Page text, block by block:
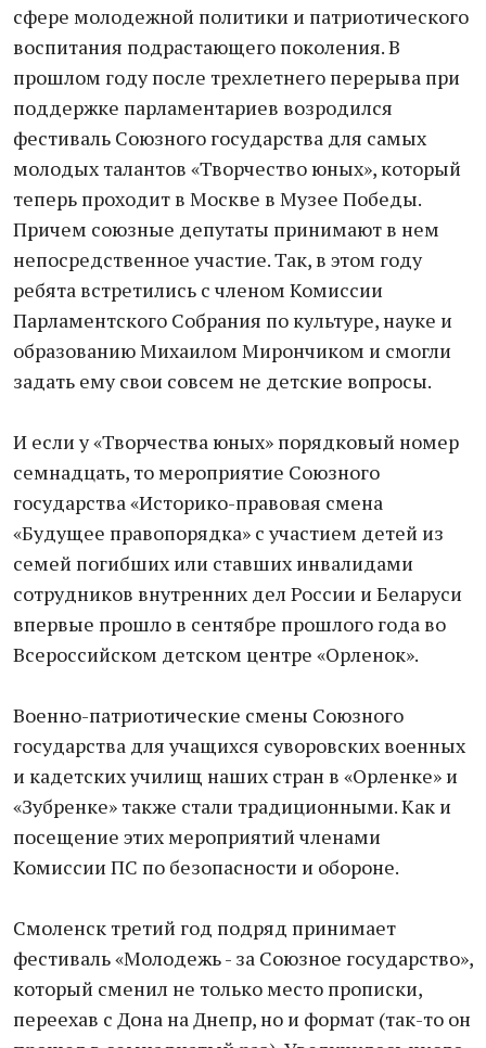
сфере молодежной политики и патриотического
воспитания подрастающего поколения. В
прошлом году после трехлетнего перерыва при
поддержке парламентариев возродился
фестиваль Союзного государства для самых
молодых талантов «Творчество юных», который
теперь проходит в Москве в Музее Победы.
Причем союзные депутаты принимают в нем
непосредственное участие. Так, в этом году
ребята встретились с членом Комиссии
Парламентского Собрания по культуре, науке и
образованию Михаилом Мирончиком и смогли
задать ему свои совсем не детские вопросы.
И если у «Творчества юных» порядковый номер
семнадцать, то мероприятие Союзного
государства «Историко-правовая смена
«Будущее правопорядка» с участием детей из
семей погибших или ставших инвалидами
сотрудников внутренних дел России и Беларуси
впервые прошло в сентябре прошлого года во
Всероссийском детском центре «Орленок».
Военно-патриотические смены Союзного
государства для учащихся суворовских военных
и кадетских училищ наших стран в «Орленке» и
«Зубренке» также стали традиционными. Как и
посещение этих мероприятий членами
Комиссии ПС по безопасности и обороне.
Смоленск третий год подряд принимает
фестиваль «Молодежь - за Союзное государство»,
который сменил не только место прописки,
переехав с Дона на Днепр, но и формат (так-то он